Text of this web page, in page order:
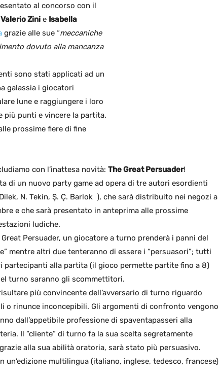
al concorso con il
Valerio Zini e Isabella
grazie alle sue “meccaniche
dovuto alla mancanza
sono stati applicati ad un
galassia i giocatori
lune e raggiungere i loro
punti e vincere la partita.
prossime fiere di fine
con l’inattesa novità: The Great Persuader!
di un nuovo party game ad opera di tre autori esordienti
N. Tekin, Ş. Ç. Barlok ), che sarà distribuito nei negozi a
e che sarà presentato in anteprima alle prossime
ludiche.
Great Persuader, un giocatore a turno prenderà i panni del
mentre altri due tenteranno di essere i “persuasori”; tutti
partecipanti alla partita (il gioco permette partite fino a 8)
turno saranno gli scommettitori.
più convincente dell’avversario di turno riguardo
o rinunce inconcepibili. Gli argomenti di confronto vengono
dall’appetibile professione di spaventapasseri alla
Il “cliente” di turno fa la sua scelta segretamente
alla sua abilità oratoria, sarà stato più persuasivo.
un’edizione multilingua (italiano, inglese, tedesco, francese)